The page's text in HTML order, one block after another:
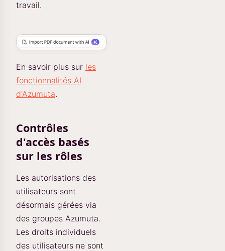
travail.
En savoir plus sur les
fonctionnalités AI
d'Azumuta.
Contrôles
d'accès basés
sur les rôles
Les autorisations des
utilisateurs sont
désormais gérées via
des groupes Azumuta.
Les droits individuels
des utilisateurs ne sont